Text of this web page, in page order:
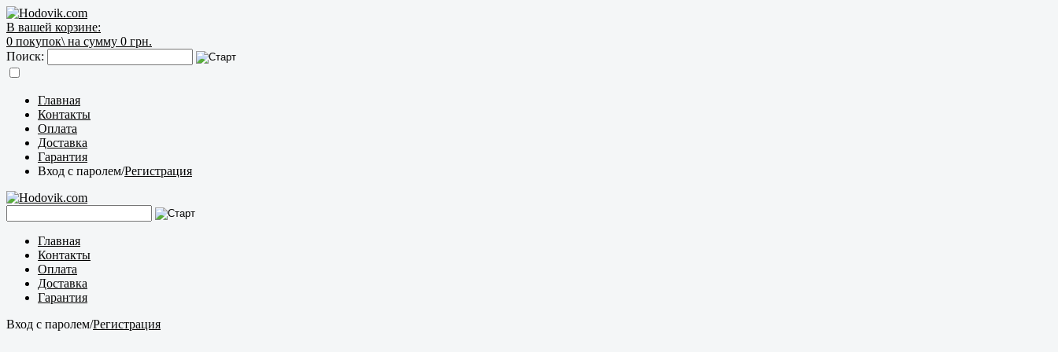
В вашей корзине:
0 покупок\ на сумму 0 грн.
Поиск:
Главная
Контакты
Оплата
Доставка
Гарантия
Вход с паролем/Регистрация
Главная
Контакты
Оплата
Доставка
Гарантия
Вход с паролем/Регистрация